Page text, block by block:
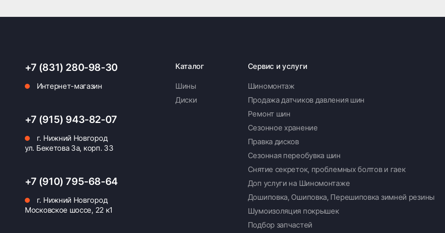
+7 (831) 280-98-30
Интернет-магазин
+7 (915) 943-82-07
г. Нижний Новгород
ул. Бекетова 3а, корп. 33
+7 (910) 795-68-64
г. Нижний Новгород
Московское шоссе, 22 к1
Каталог
Шины
Диски
Сервис и услуги
Шиномонтаж
Продажа датчиков давления шин
Ремонт шин
Сезонное хранение
Правка дисков
Сезонная переобувка шин
Снятие секреток, проблемных болтов и гаек
Доп услуги на Шиномонтаже
Дошиповка, Ошиповка, Перешиповка зимней резины
Шумоизоляция покрышек
Подбор запчастей